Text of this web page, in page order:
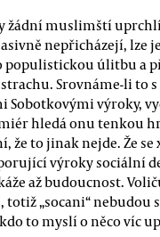
žádní muslimští
nepřicházejí, lze
populistickou úlitbu a
Srovnáme-li to
Sobotkovými výroky,
hledá onu tenkou
že to jinak nejde. Že
výroky sociální
až budoucnost.
totiž „socani“ nebudou
to myslí o něco víc